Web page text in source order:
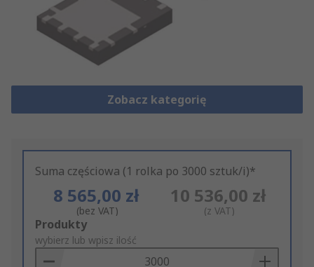
Zobacz kategorię
Suma częściowa (1 rolka po 3000 sztuk/i)*
8 565,00 zł
(bez VAT)
10 536,00 zł
(z VAT)
Add
to
Basket
Produkty
wybierz lub wpisz ilość